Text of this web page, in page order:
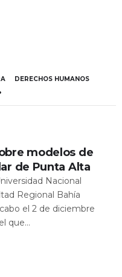
DERECHOS HUMANOS
modelos de
de Punta Alta
Nacional
Regional Bahía
el 2 de diciembre
que...